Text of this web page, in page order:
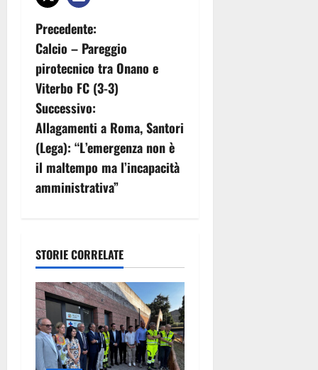
N
a
v
i
g
a
i
o
n
e
a
Precedente:
Calcio – Pareggio
pirotecnico tra Onano e
Viterbo FC (3-3)
Successivo:
Allagamenti a Roma, Santori
(Lega): “L’emergenza non è
il maltempo ma l’incapacità
amministrativa”
STORIE CORRELATE